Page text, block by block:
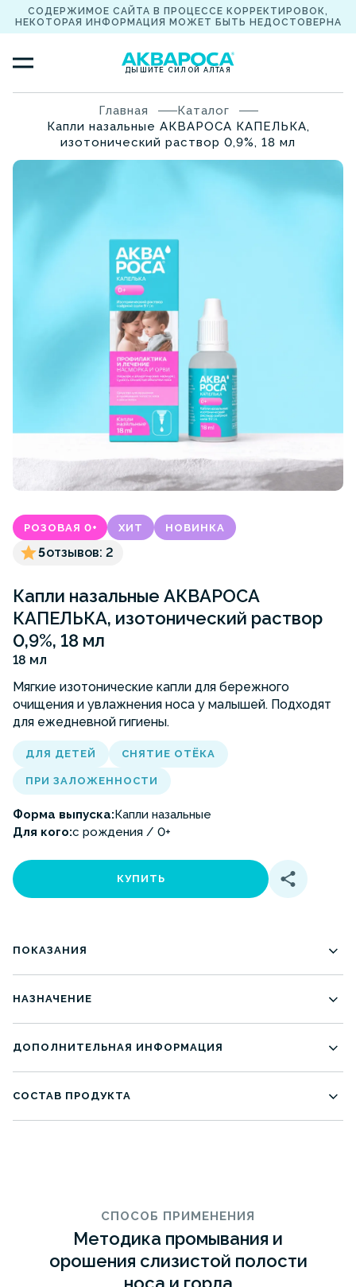
СОДЕРЖИМОЕ САЙТА В ПРОЦЕССЕ КОРРЕКТИРОВОК,
НЕКОТОРАЯ ИНФОРМАЦИЯ МОЖЕТ БЫТЬ НЕДОСТОВЕРНА
ДЫШИТЕ СИЛОЙ АЛТАЯ
Главная
Каталог
Капли назальные АКВАРОСА КАПЕЛЬКА,
изотонический раствор 0,9%, 18 мл
РОЗОВАЯ 0+ ХИТ НОВИНКА
5отзывов: 2
Капли назальные АКВАРОСА
КАПЕЛЬКА, изотонический раствор
0,9%, 18 мл
18 мл
Мягкие изотонические капли для бережного
очищения и увлажнения носа у малышей. Подходят
для ежедневной гигиены.
ДЛЯ ДЕТЕЙ СНЯТИЕ ОТЁКА
ПРИ ЗАЛОЖЕННОСТИ
Форма выпуска: Капли назальные
Для кого:с рождения / 0+
КУПИТЬ
ПОКАЗАНИЯ
лёгкий насморк;
НАЗНАЧЕНИЕ
профилактическая поддержка в сезон ОРВИ;
ДОПОЛНИТЕЛЬНАЯ ИНФОРМАЦИЯ
СОСТАВ ПРОДУКТА
СПОСОБ ПРИМЕНЕНИЯ
Методика промывания и
орошения слизистой полости